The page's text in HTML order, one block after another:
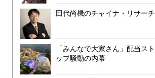
田代尚機のチャイナ・リサーチ
「みんなで大家さん」配当スト
ップ騒動の内幕